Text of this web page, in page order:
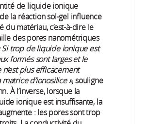
de liquide ionique
la réaction sol-gel influence
du matériau, c’est-à-dire le
des pores nanométriques
Si trop de liquide ionique est
formés sont larges et le
plus efficacement
d’ionosilice », souligne
À l’inverse, lorsque la
ionique est insuffisante, la
: les pores sont trop